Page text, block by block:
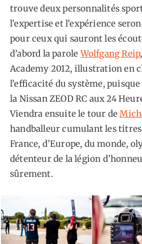
trouve deux personnalités
l’expertise et l’expérience
pour ceux qui sauront les
d’abord la paroleWolfgang Reip
Academy 2012, illustration en
l’efficacité du système,
la Nissan ZEOD RC aux 24
Viendra ensuite le tour de
handballeur cumulant les
France, d’Europe, du monde,
détenteur de la légion
sûrement.